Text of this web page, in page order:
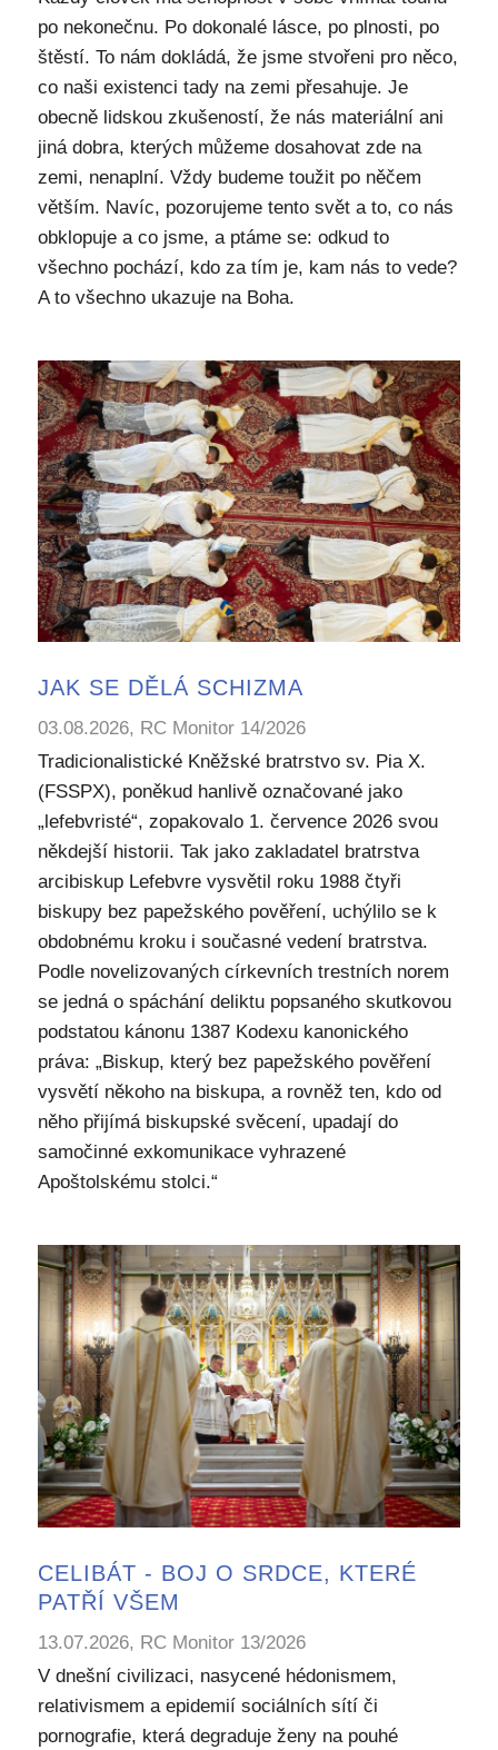
po nekonečnu. Po dokonalé lásce, po plnosti, po
štěstí. To nám dokládá, že jsme stvořeni pro něco,
co naši existenci tady na zemi přesahuje. Je
obecně lidskou zkušeností, že nás materiální ani
jiná dobra, kterých můžeme dosahovat zde na
zemi, nenaplní. Vždy budeme toužit po něčem
větším. Navíc, pozorujeme tento svět a to, co nás
obklopuje a co jsme, a ptáme se: odkud to
všechno pochází, kdo za tím je, kam nás to vede?
A to všechno ukazuje na Boha.
JAK SE DĚLÁ SCHIZMA
03.08.2026, RC Monitor 14/2026
Tradicionalistické Kněžské bratrstvo sv. Pia X.
(FSSPX), poněkud hanlivě označované jako
„lefebvristé“, zopakovalo 1. července 2026 svou
někdejší historii. Tak jako zakladatel bratrstva
arcibiskup Lefebvre vysvětil roku 1988 čtyři
biskupy bez papežského pověření, uchýlilo se k
obdobnému kroku i současné vedení bratrstva.
Podle novelizovaných církevních trestních norem
se jedná o spáchání deliktu popsaného skutkovou
podstatou kánonu 1387 Kodexu kanonického
práva: „Biskup, který bez papežského pověření
vysvětí někoho na biskupa, a rovněž ten, kdo od
něho přijímá biskupské svěcení, upadají do
samočinné exkomunikace vyhrazené
Apoštolskému stolci.“
CELIBÁT - BOJ O SRDCE, KTERÉ
PATŘÍ VŠEM
13.07.2026, RC Monitor 13/2026
V dnešní civilizaci, nasycené hédonismem,
relativismem a epidemií sociálních sítí či
pornografie, která degraduje ženy na pouhé